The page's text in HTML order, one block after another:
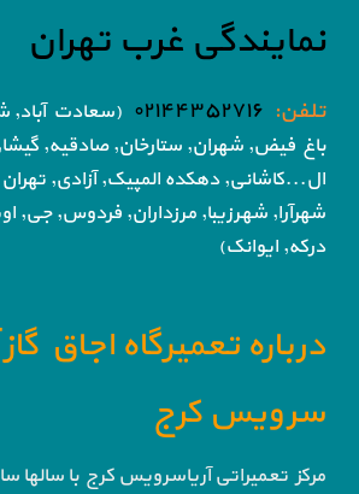
نمایندگی غرب تهران
تلفن: ۰۲۱۴۴۳۵۲۷۱۶ (سعادت آباد,
باغ فیض, شهران, ستارخان, صادقیه,
ال...کاشانی, دهکده المپیک, آزادی,
شهرآرا, شهرزیبا, مرزداران, فردوس, جی,
درکه, ایوانک)
درباره تعمیرگاه اجاق گاز
سرویس کرج
مرکز تعمیراتی آریاسرویس کرج با سالها